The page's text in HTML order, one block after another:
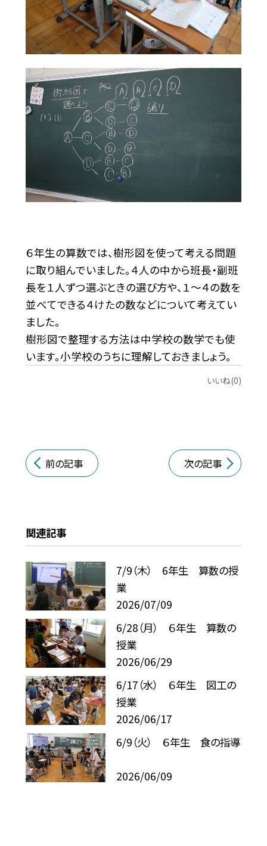
６年生の算数では、樹形図を使って考える問題
に取り組んでいました。４人の中から班長・副班
長を１人ずつ選ぶときの選び方や、１～４の数を
並べてできる４けたの数などについて考えてい
ました。
樹形図で整理する方法は中学校の数学でも使
います。小学校のうちに理解しておきましょう。
いいね(0)
前の記事 次の記事
関連記事
7/9（木） 6年生 算数の授
業
2026/07/09
6/28（月） ６年生 算数の
授業
2026/06/29
6/17（水） ６年生 図工の
授業
2026/06/17
6/9（火） ６年生 食の指導
2026/06/09